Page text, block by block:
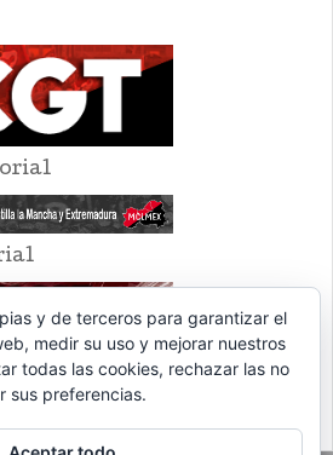
y de terceros para garantizar el
medir su uso y mejorar nuestros
todas las cookies, rechazar las no
sus preferencias.